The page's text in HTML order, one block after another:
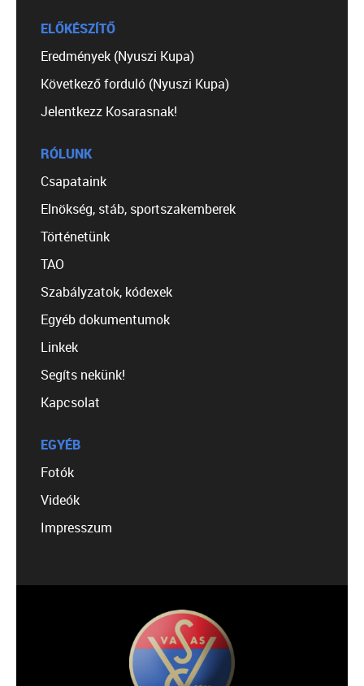
ELŐKÉSZÍTŐ
Eredmények (Nyuszi Kupa)
Következő forduló (Nyuszi Kupa)
Jelentkezz Kosarasnak!
RÓLUNK
Csapataink
Elnökség, stáb, sportszakemberek
Történetünk
TAO
Szabályzatok, kódexek
Egyéb dokumentumok
Linkek
Segíts nekünk!
Kapcsolat
EGYÉB
Fotók
Videók
Impresszum